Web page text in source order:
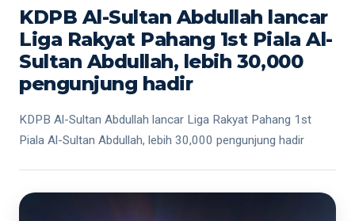
KDPB Al-Sultan Abdullah lancar
Liga Rakyat Pahang 1st Piala Al-
Sultan Abdullah, lebih 30,000
pengunjung hadir
KDPB Al-Sultan Abdullah lancar Liga Rakyat Pahang 1st
Piala Al-Sultan Abdullah, lebih 30,000 pengunjung hadir